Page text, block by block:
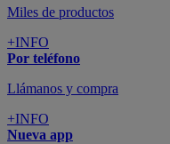
Miles de productos
+INFO
Por teléfono
Llámanos y compra
+INFO
Nueva app